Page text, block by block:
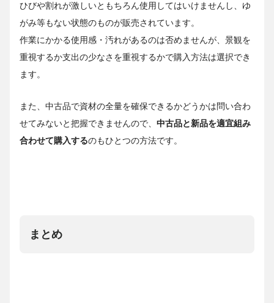
ひびや割れが激しいともちろん使用してはいけませんし、ゆ
がみ等もない状態のものが販売されています。
作業にかかる使用感・汚れがあるのは否めませんが、景観を
重視するか支出の少なさを重視するかで購入方法は選択でき
ます。
また、中古品で資材の全量を確保できるかどうかは問い合わ
せてみないと把握できませんので、 中古品と新品を適宜組み
合わせて購入するのもひとつの方法です。
まとめ